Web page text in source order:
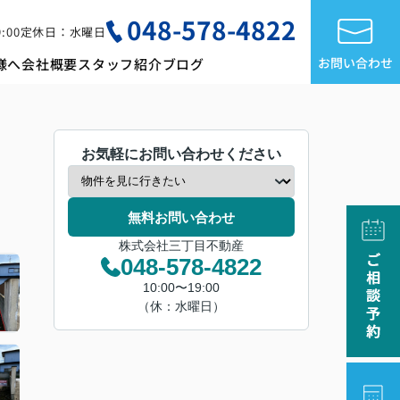
定休日：水曜日 048-578-4822
へ会社概要スタッフ紹介ブログ お問い合わせ
お気軽にお問い合わせください
無料お問い合わせ
株式会社三丁目不動産
048-578-4822
10:00〜19:00
（休：水曜日）